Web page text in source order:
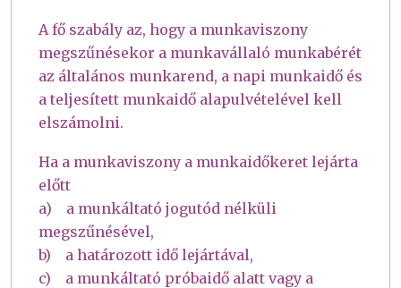
A fő szabály az, hogy a munkaviszony
megszűnésekor a munkavállaló munkabérét
az általános munkarend, a napi munkaidő és
a teljesített munkaidő alapulvételével kell
elszámolni.
Ha a munkaviszony a munkaidőkeret lejárta
előtt
a) a munkáltató jogutód nélküli
megszűnésével,
b) a határozott idő lejártával,
c) a munkáltató próbaidő alatt vagy a